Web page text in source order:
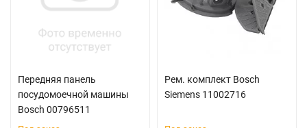
Передняя панель
посудомоечной машины
Bosch 00796511
Рем. комплект Bosch
Siemens 11002716